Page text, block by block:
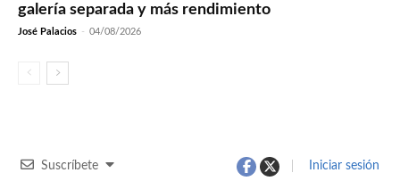
galería separada y más rendimiento
José Palacios - 04/08/2026
Suscríbete Iniciar sesión